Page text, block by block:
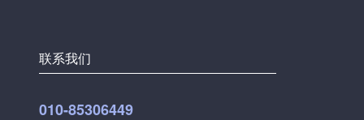
联系我们
010-85306449